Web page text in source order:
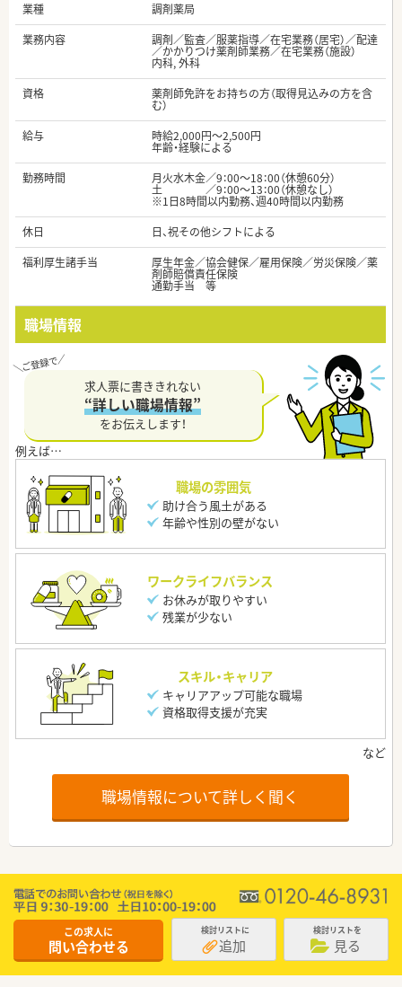
業種
調剤薬局
業務内容
調剤／監査／服薬指導／在宅業務（居宅）／配達
／かかりつけ薬剤師業務／在宅業務（施設）
内科, 外科
資格
薬剤師免許をお持ちの方（取得見込みの方を含
む）
給与
時給2,000円～2,500円
年齢・経験による
勤務時間
月火水木金／9：00～18：00（休憩60分）
土 ／9：00～13：00（休憩なし）
※1日8時間以内勤務、週40時間以内勤務
休日
日、祝その他シフトによる
福利厚生諸手当
厚生年金／協会健保／雇用保険／労災保険／薬
剤師賠償責任保険
通勤手当 等
職場情報
求人票に書ききれない
“詳しい職場情報”
をお伝えします！
職場の雰囲気
助け合う風土がある
年齢や性別の壁がない
ワークライフバランス
お休みが取りやすい
残業が少ない
スキル・キャリア
キャリアアップ可能な職場
資格取得支援が充実
職場情報について詳しく聞く
この求人に
問い合わせる
検討リストに
追加
検討リストを
見る